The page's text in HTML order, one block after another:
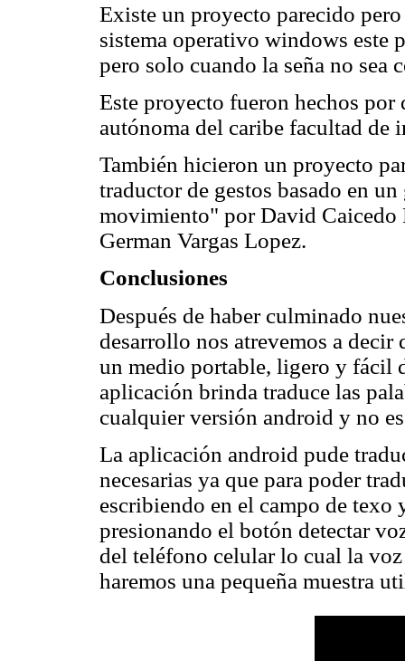
Existe un proyecto parecido
sistema operativo windows este
pero solo cuando la seña no sea
Este proyecto fueron hechos
autónoma del caribe facultad de
También hicieron un proyecto
traductor de gestos basado en
movimiento" por David Caicedo
German Vargas Lopez.
Conclusiones
Después de haber culminado
desarrollo nos atrevemos a
un medio portable, ligero y fácil
aplicación brinda traduce las
cualquier versión android y no
La aplicación android pude
necesarias ya que para poder
escribiendo en el campo de
presionando el botón detectar
del teléfono celular lo cual la
haremos una pequeña muestra